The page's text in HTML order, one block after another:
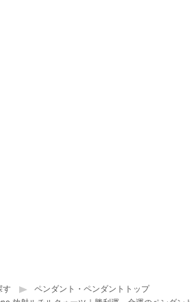
す
ペンダント・ペンダントトップ